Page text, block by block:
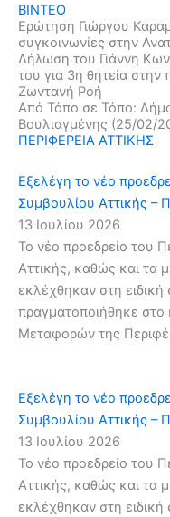
ΒΙΝΤΕΟ
Eρώτηση Γιώργου
συγκοινωνίες στην
Δήλωση του Γιάννη
του για 3η θητεία
Ζωντανή Ροή
Από Τόπο σε Τόπο:
Βουλιαγμένης (25/02/
ΠΕΡΙΦΕΡΕΙΑ ΑΤΤΙΚΗΣ
Εξελέγη το νέο
Συμβουλίου Αττικής –
13 Ιουλίου 2026
Το νέο προεδρείο του
Αττικής, καθώς και τα
εκλέχθηκαν στη
πραγματοποιήθηκε στο
Μεταφορών της
Εξελέγη το νέο
Συμβουλίου Αττικής –
13 Ιουλίου 2026
Το νέο προεδρείο του
Αττικής, καθώς και τα
εκλέχθηκαν στη